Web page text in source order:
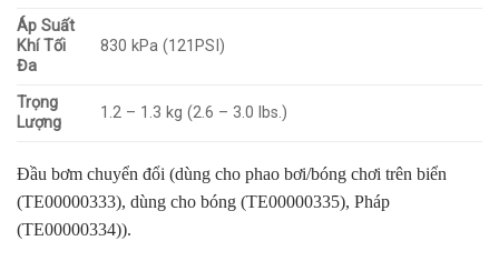
Áp Suất
Khí Tối
Đa
830 kPa (121PSI)
Trọng
Lượng
1.2 – 1.3 kg (2.6 – 3.0 lbs.)
Đầu bơm chuyển đổi (dùng cho phao bơi/bóng chơi trên biển
(TE00000333), dùng cho bóng (TE00000335), Pháp
(TE00000334)).